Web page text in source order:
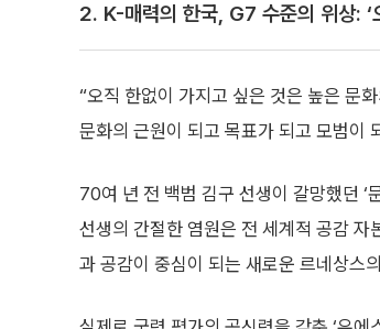
2. K-매력의 한국, G7 수준의 위상: ‘
“오직 한없이 가지고 싶은 것은 높은 문
문화의 근원이 되고 목표가 되고 모범이
70여 년 전 백범 김구 선생이 갈망했던 ‘
선생의 간절한 염원은 전 세계적 공감
과 공감이 중심이 되는 새로운 르네상스